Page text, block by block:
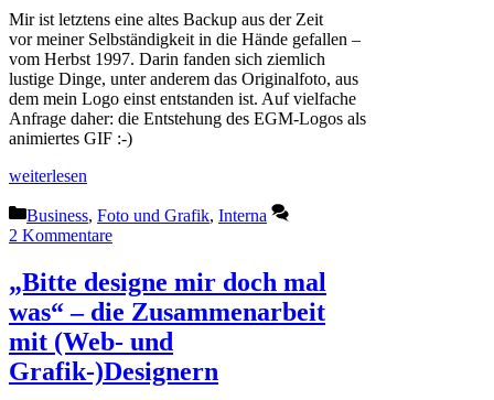
Mir ist letztens eine altes Backup aus der Zeit
vor meiner Selbständigkeit in die Hände gefallen –
vom Herbst 1997. Darin fanden sich ziemlich
lustige Dinge, unter anderem das Originalfoto, aus
dem mein Logo einst entstanden ist. Auf vielfache
Anfrage daher: die Entstehung des EGM-Logos als
animiertes GIF :-)
weiterlesen
Kategorien
Business, Foto und Grafik, Interna
2 Kommentare
„Bitte designe mir doch mal
was“ – die Zusammenarbeit
mit (Web- und
Grafik-)Designern